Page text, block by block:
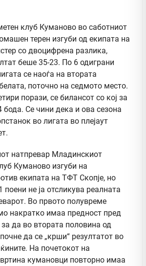
клуб Куманово во саботниот
терен изгуби од екипата на
со двоцифрена разлика,
беше 35-23. По 6 одиграни
се наоѓа на втората
поточно на седмото место.
порази, се билансот со кој за
бода. Се чини дека и ова сезона
во лигата во плејаут
натпревар Младинскиот
Куманово изгуби на
екипата на ТФТ Скопје, но
поени не ја отсликува реалната
Во првото полувреме
накратко имаа предност пред
да во втората половина од
да се „крши“ резултатот во
На почетокот на
кумановци повторно имаа